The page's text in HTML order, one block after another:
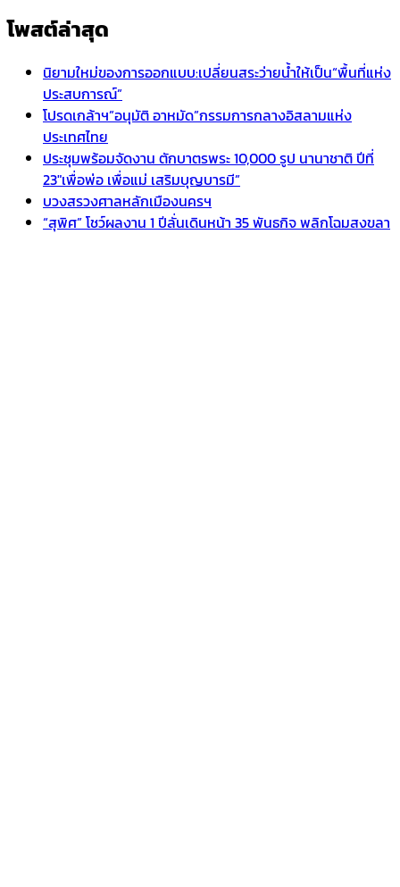
โพสต์ล่าสุด
นิยามใหม่ของการออกแบบ:เปลี่ยนสระว่ายน้ำให้เป็น“พื้นที่แห่ง
ประสบการณ์”
โปรดเกล้าฯ”อนุมัติ อาหมัด”กรรมการกลางอิสลามแห่ง
ประเทศไทย
ประชุมพร้อมจัดงาน ตักบาตรพระ 10,000 รูป นานาชาติ ปีที่
23″เพื่อพ่อ เพื่อแม่ เสริมบุญบารมี”
บวงสรวงศาลหลักเมืองนครฯ
“สุพิศ” โชว์ผลงาน 1 ปีลั่นเดินหน้า 35 พันธกิจ พลิกโฉมสงขลา